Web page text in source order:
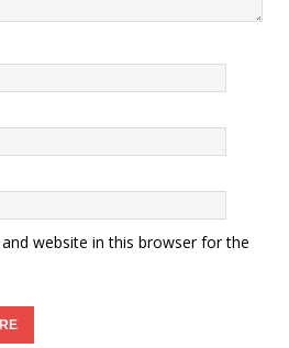
website in this browser for the